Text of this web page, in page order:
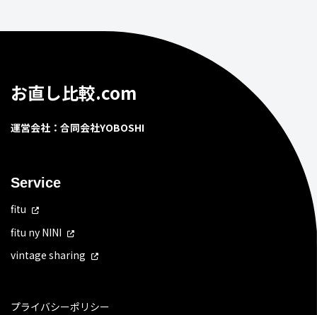
お直し比較.com
運営会社：合同会社YOBOSHI
Service
fitu
fitu ny NINI
vintage sharing
プライバシーポリシー